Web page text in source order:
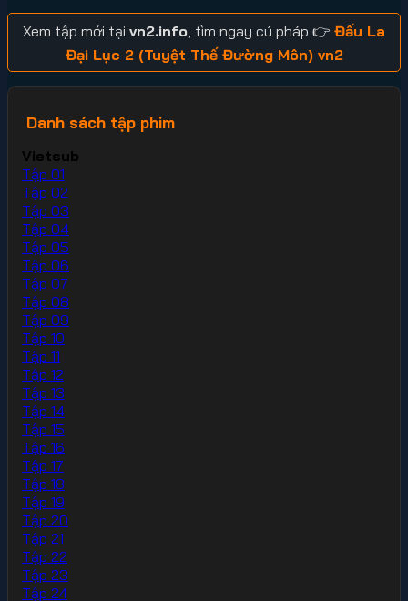
Xem tập mới tại vn2.info , tìm ngay cú pháp 👉 Đấu La
Đại Lục 2 (Tuyệt Thế Đường Môn) vn2
Danh sách tập phim
Vietsub
Tập 01
Tập 02
Tập 03
Tập 04
Tập 05
Tập 06
Tập 07
Tập 08
Tập 09
Tập 10
Tập 11
Tập 12
Tập 13
Tập 14
Tập 15
Tập 16
Tập 17
Tập 18
Tập 19
Tập 20
Tập 21
Tập 22
Tập 23
Tập 24